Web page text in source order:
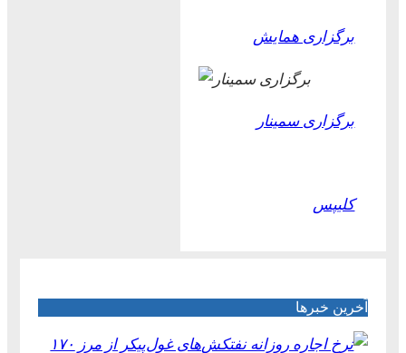
برگزاری همایش
برگزاری سمینار
کلیپس
آخرین خبرها